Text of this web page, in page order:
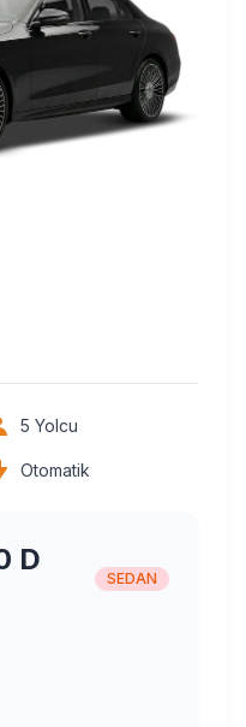
5 Yolcu
Otomatik
D
SEDAN